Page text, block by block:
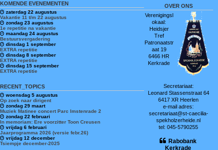
KOMENDE EVENEMENTEN
zaterdag 22 augustus
Vakantie 11 t/m 22 augustus
zondag 23 augustus
1e repetitie na vakantie
maandag 24 augustus
Bestuursvergadering
dinsdag 1 september
EXTRA repetitie
dinsdag 8 september
EXTRA repetitie
dinsdag 15 september
EXTRA repetitie
RECENT_TOPICS
woensdag 5 augustus
Op zoek naar dirigent
zondag 29 maart
Muziek Matinee concert Parc Imstenrade 2
zondag 22 februari
In memoriam: Ere voorzitter Toon Creusen
vrijdag 6 februari
Jaarprogramma 2026 (versie febr.26)
vrijdag 12 december
Tsiempje december-2025
OVER ONS
Verenigingsl
okaal:
Heidsjer
Tref
Patronaatstr
aat 19
6466 HR
Kerkrade
Secretariaat:
Leonard Stassenstraat 64
6417 XR Heerlen
e-mail adres:
secretariaat@st-caecilia-
spekholzerheide.nl
tel: 045-5790255
Rabobank
Kerkrade